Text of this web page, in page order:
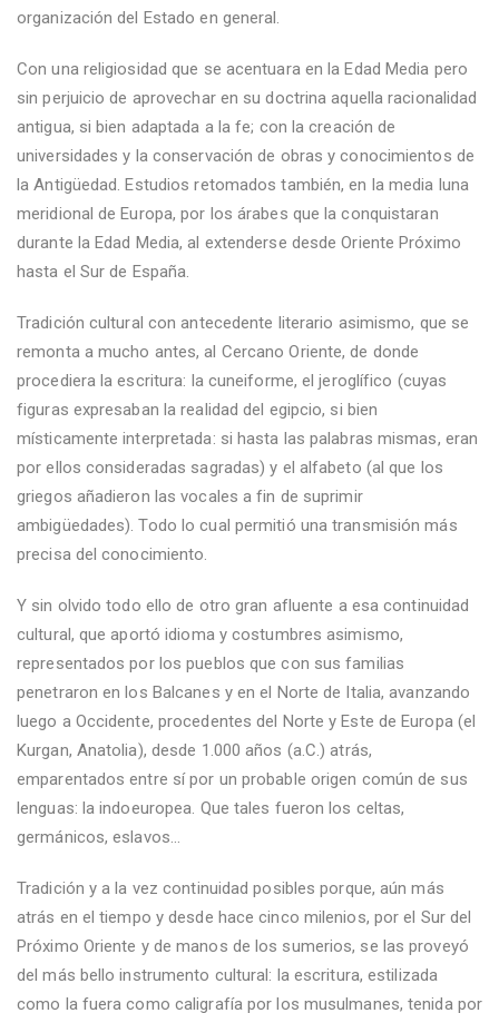
organización del Estado en general.
Con una religiosidad que se acentuara en la Edad Media pero
sin perjuicio de aprovechar en su doctrina aquella racionalidad
antigua, si bien adaptada a la fe; con la creación de
universidades y la conservación de obras y conocimientos de
la Antigüedad. Estudios retomados también, en la media luna
meridional de Europa, por los árabes que la conquistaran
durante la Edad Media, al extenderse desde Oriente Próximo
hasta el Sur de España.
Tradición cultural con antecedente literario asimismo, que se
remonta a mucho antes, al Cercano Oriente, de donde
procediera la escritura: la cuneiforme, el jeroglífico (cuyas
figuras expresaban la realidad del egipcio, si bien
místicamente interpretada: si hasta las palabras mismas, eran
por ellos consideradas sagradas) y el alfabeto (al que los
griegos añadieron las vocales a fin de suprimir
ambigüedades). Todo lo cual permitió una transmisión más
precisa del conocimiento.
Y sin olvido todo ello de otro gran afluente a esa continuidad
cultural, que aportó idioma y costumbres asimismo,
representados por los pueblos que con sus familias
penetraron en los Balcanes y en el Norte de Italia, avanzando
luego a Occidente, procedentes del Norte y Este de Europa (el
Kurgan, Anatolia), desde 1.000 años (a.C.) atrás,
emparentados entre sí por un probable origen común de sus
lenguas: la indoeuropea. Que tales fueron los celtas,
germánicos, eslavos...
Tradición y a la vez continuidad posibles porque, aún más
atrás en el tiempo y desde hace cinco milenios, por el Sur del
Próximo Oriente y de manos de los sumerios, se las proveyó
del más bello instrumento cultural: la escritura, estilizada
como la fuera como caligrafía por los musulmanes, tenida por